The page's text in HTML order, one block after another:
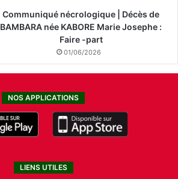
Communiqué nécrologique | Décès de
BAMBARA née KABORE Marie Josephe :
Faire -part
01/06/2026
NOS APPLICATIONS
LIENS UTILES